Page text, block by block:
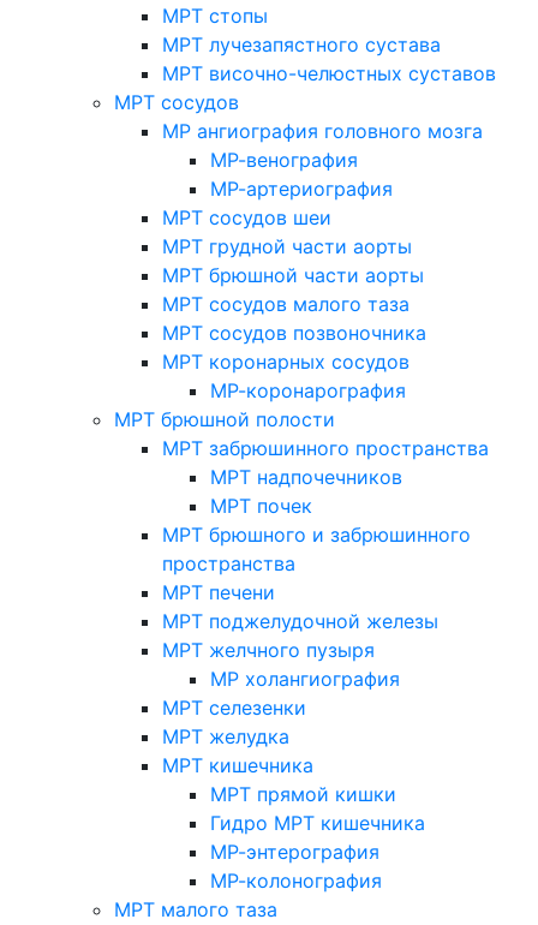
МРТ стопы
МРТ лучезапястного сустава
МРТ височно-челюстных суставов
МРТ сосудов
МР ангиография головного мозга
МР-венография
МР-артериография
МРТ сосудов шеи
МРТ грудной части аорты
МРТ брюшной части аорты
МРТ сосудов малого таза
МРТ сосудов позвоночника
МРТ коронарных сосудов
МР-коронарография
МРТ брюшной полости
МРТ забрюшинного пространства
МРТ надпочечников
МРТ почек
МРТ брюшного и забрюшинного
пространства
МРТ печени
МРТ поджелудочной железы
МРТ желчного пузыря
МР холангиография
МРТ селезенки
МРТ желудка
МРТ кишечника
МРТ прямой кишки
Гидро МРТ кишечника
МР-энтерография
МР-колонография
МРТ малого таза